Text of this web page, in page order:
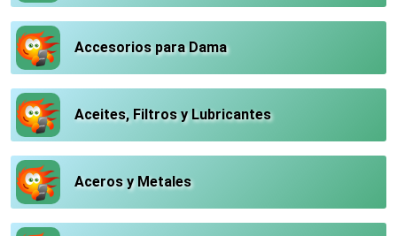
Accesorios para Dama
Aceites, Filtros y Lubricantes
Aceros y Metales